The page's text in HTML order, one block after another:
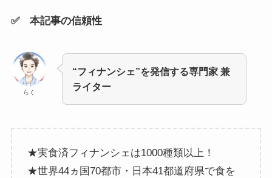
✅ 本記事の信頼性
らく
“フィナンシェ”を発信する専門家 兼
ライター
★実食済フィナンシェは1000種類以上！
★世界44ヵ国70都市・日本41都道府県で食を